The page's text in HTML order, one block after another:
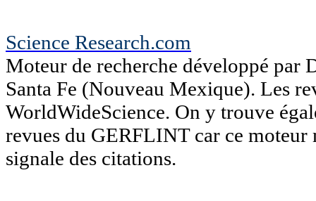
Science Research.com
Moteur de recherche développé par
Santa Fe (Nouveau Mexique). Les
WorldWideScience. On y trouve
revues du GERFLINT car ce
signale des citations.